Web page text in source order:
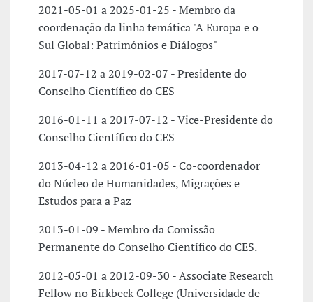
2021-05-01 a 2025-01-25 - Membro da
coordenação da linha temática "A Europa e o
Sul Global: Patrimónios e Diálogos"
2017-07-12 a 2019-02-07 - Presidente do
Conselho Científico do CES
2016-01-11 a 2017-07-12 - Vice-Presidente do
Conselho Científico do CES
2013-04-12 a 2016-01-05 - Co-coordenador
do Núcleo de Humanidades, Migrações e
Estudos para a Paz
2013-01-09 - Membro da Comissão
Permanente do Conselho Científico do CES.
2012-05-01 a 2012-09-30 - Associate Research
Fellow no Birkbeck College (Universidade de